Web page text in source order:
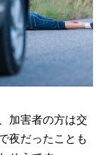
加害者の方は交
夜だったことも